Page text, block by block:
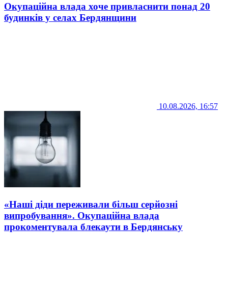
Окупаційна влада хоче привласнити понад 20
будинків у селах Бердянщини
10.08.2026, 16:57
«Наші діди переживали більш серйозні
випробування». Окупаційна влада
прокоментувала блекаути в Бердянську